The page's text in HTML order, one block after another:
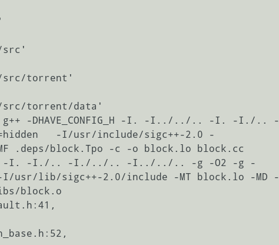
src'
src/torrent'
src/torrent/data'
-DHAVE_CONFIG_H -I. -I../../.. -I. -I./.. -
-I/usr/include/sigc++-2.0 -
.deps/block.Tpo -c -o block.lo block.cc
../.. -I. -I./.. -I./../.. -I../../.. -g -O2 -g -
usr/lib/sigc++-2.0/include -MT block.lo -MD -
block.o